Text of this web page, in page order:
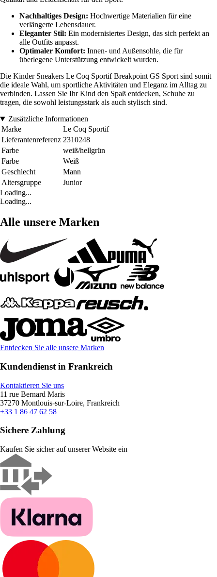
Nachhaltiges Design: Hochwertige Materialien für eine
verlängerte Lebensdauer.
Eleganter Stil: Ein modernisiertes Design, das sich perfekt an
alle Outfits anpasst.
Optimaler Komfort: Innen- und Außensohle, die für
überlegene Unterstützung entwickelt wurden.
Die Kinder Sneakers Le Coq Sportif Breakpoint GS Sport sind somit
die ideale Wahl, um sportliche Aktivitäten und Eleganz im Alltag zu
verbinden. Lassen Sie Ihr Kind den Spaß entdecken, Schuhe zu
tragen, die sowohl leistungsstark als auch stylisch sind.
Zusätzliche Informationen
Marke
Le Coq Sportif
Lieferantenreferenz 2310248
Farbe
weiß/hellgrün
Farbe
Weiß
Geschlecht
Mann
Altersgruppe
Junior
Loading...
Loading...
Alle unsere Marken
Entdecken Sie alle unsere Marken
Kundendienst in Frankreich
Kontaktieren Sie uns
11 rue Bernard Maris
37270 Montlouis-sur-Loire, Frankreich
+33 1 86 47 62 58
Sichere Zahlung
Kaufen Sie sicher auf unserer Website ein